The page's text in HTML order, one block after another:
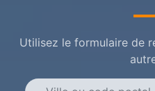
Utilisez le formulaire de